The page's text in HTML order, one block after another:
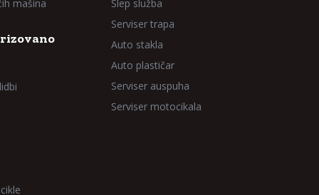
mašina
Šlep služba
Serviser trapa
Auto stakla
Auto plastičar
Serviser auspuha
Serviser motocikala